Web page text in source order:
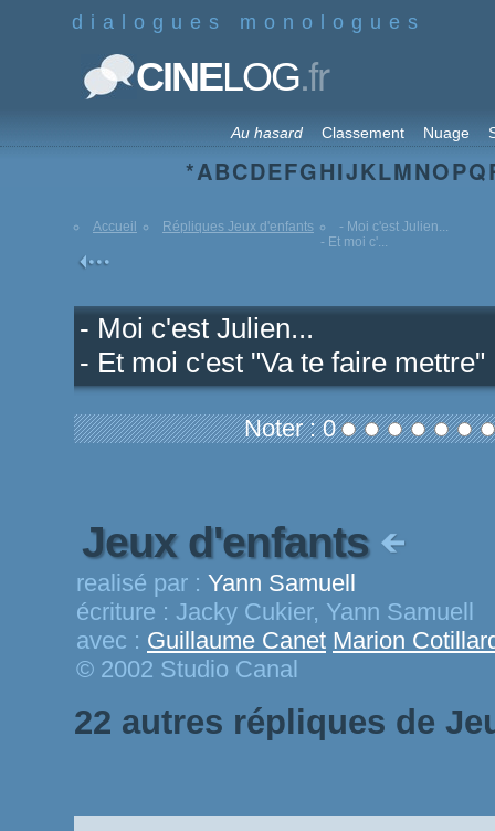
dialogues monologues
CINELOG.fr
Au hasard Classement Nuage
*ABCDEFGHIJKLMNOPQ
Accueil Répliques Jeux d'enfants
- Moi c'est Julien...
- Et moi c'...
- Moi c'est Julien...
- Et moi c'est "Va te faire mettre"
Noter : 0
Jeux d'enfants
realisé par : Yann Samuell
écriture : Jacky Cukier, Yann Samuell
avec : Guillaume Canet Marion
© 2002 Studio Canal
22 autres répliques de